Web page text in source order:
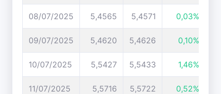
08/07/2025 5,4565 5,4571 0,03%
09/07/2025 5,4620 5,4626 0,10%
10/07/2025 5,5427 5,5433 1,46%
11/07/2025 5,5716 5,5722 0,52%